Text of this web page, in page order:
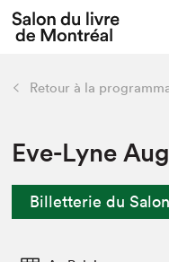
L'événement
Préparer sa
Actualités
retour
Préparer sa visite
Liens pratiques
Retour à la
Eve-Lyne
Billetterie du